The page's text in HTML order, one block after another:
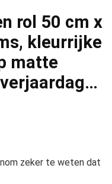
rol 50 cm x
kleurrijke
matte
zeker te weten dat